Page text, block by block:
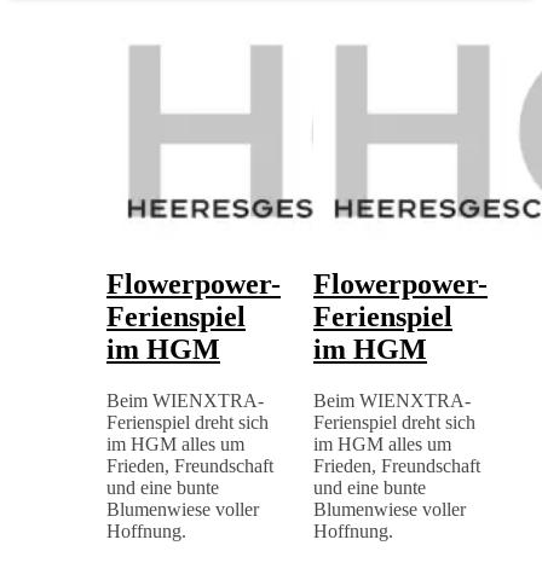
Flowerpower-
Ferienspiel
im HGM
Beim WIENXTRA-
Ferienspiel dreht sich
im HGM alles um
Frieden, Freundschaft
und eine bunte
Blumenwiese voller
Hoffnung.
Flowerpower-
Ferienspiel
im HGM
Beim WIENXTRA-
Ferienspiel dreht sich
im HGM alles um
Frieden, Freundschaft
und eine bunte
Blumenwiese voller
Hoffnung.